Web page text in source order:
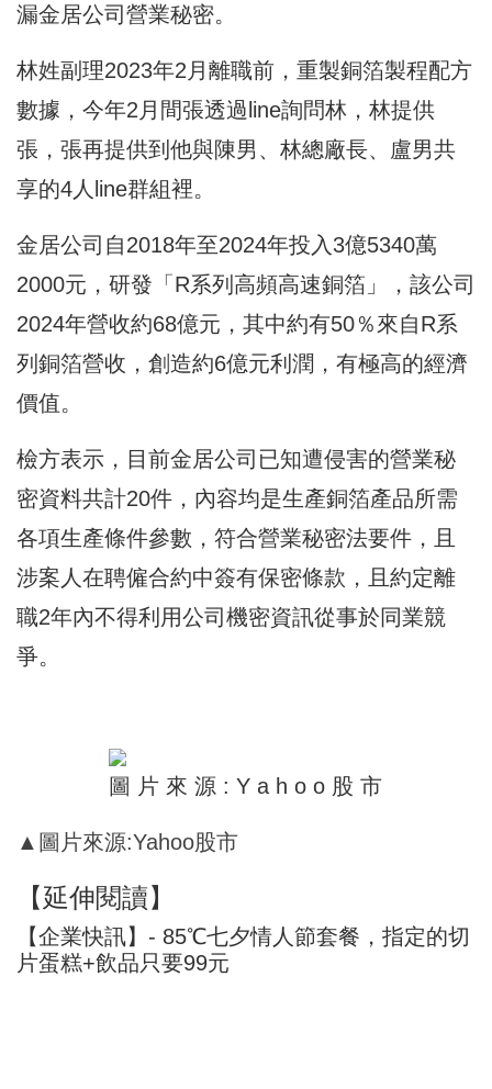
漏金居公司營業秘密。
林姓副理2023年2月離職前，重製銅箔製程配方
數據，今年2月間張透過line詢問林，林提供
張，張再提供到他與陳男、林總廠長、盧男共
享的4人line群組裡。
金居公司自2018年至2024年投入3億5340萬
2000元，研發「R系列高頻高速銅箔」，該公司
2024年營收約68億元，其中約有50％來自R系
列銅箔營收，創造約6億元利潤，有極高的經濟
價值。
檢方表示，目前金居公司已知遭侵害的營業秘
密資料共計20件，內容均是生產銅箔產品所需
各項生產條件參數，符合營業秘密法要件，且
涉案人在聘僱合約中簽有保密條款，且約定離
職2年內不得利用公司機密資訊從事於同業競
爭。
▲圖片來源:Yahoo股市
【延伸閱讀】
【企業快訊】- 85℃七夕情人節套餐，指定的切
片蛋糕+飲品只要99元